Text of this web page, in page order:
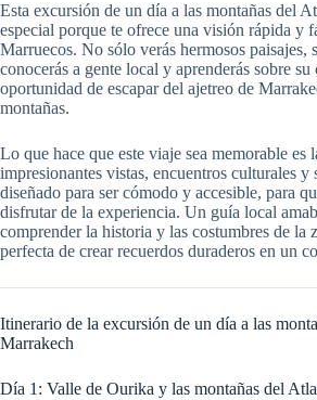
Esta excursión de un día a las montañas del
especial porque te ofrece una visión rápida y
Marruecos. No sólo verás hermosos paisajes,
conocerás a gente local y aprenderás sobre su
oportunidad de escapar del ajetreo de
montañas.
Lo que hace que este viaje sea memorable es
impresionantes vistas, encuentros culturales y
diseñado para ser cómodo y accesible, para
disfrutar de la experiencia. Un guía local
comprender la historia y las costumbres de la
perfecta de crear recuerdos duraderos en un
Itinerario de la excursión de un día a las
Marrakech
Día 1: Valle de Ourika y las montañas del